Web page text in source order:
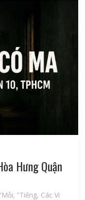
Hưng Quận
, ”Tiếng, Các Vi